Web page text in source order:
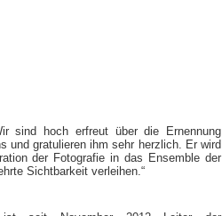
sind hoch erfreut über die Ernennung
und gratulieren ihm sehr herzlich. Er wird
der Fotografie in das Ensemble der
Sichtbarkeit verleihen.“